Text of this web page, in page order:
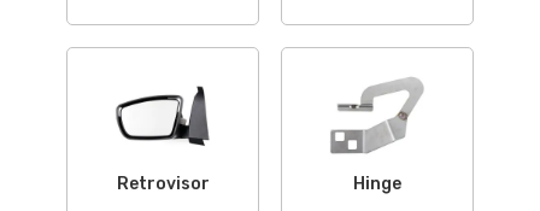
Retrovisor Hinge